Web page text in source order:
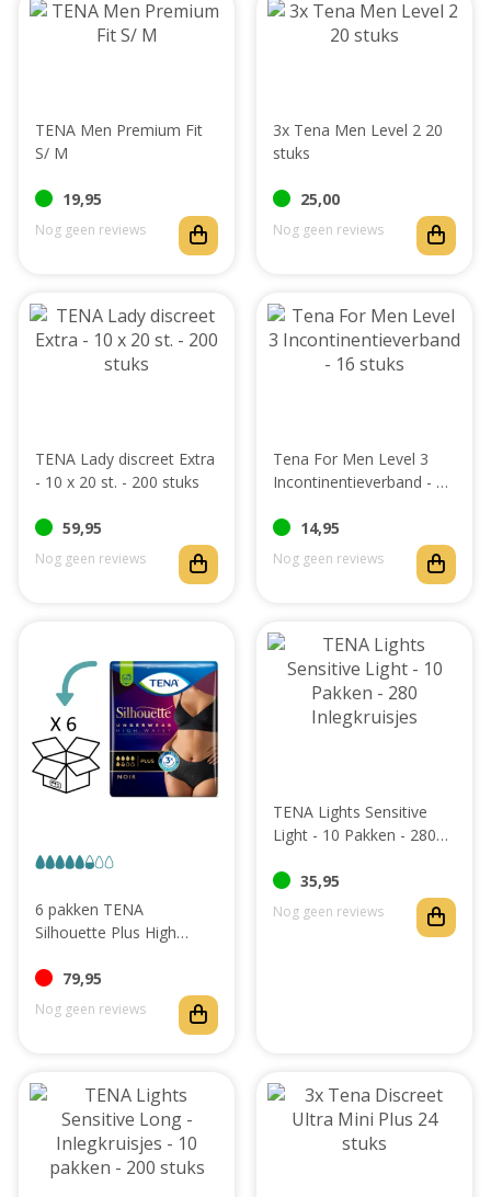
TENA Men Premium Fit
S/ M
19,95
Nog geen reviews
3x Tena Men Level 2 20
stuks
25,00
Nog geen reviews
TENA Lady discreet Extra
- 10 x 20 st. - 200 stuks
59,95
Nog geen reviews
Tena For Men Level 3
Incontinentieverband - 16
14,95
Nog geen reviews
6 pakken TENA
Silhouette Plus High
79,95
Nog geen reviews
TENA Lights Sensitive
Light - 10 Pakken - 280
35,95
Nog geen reviews